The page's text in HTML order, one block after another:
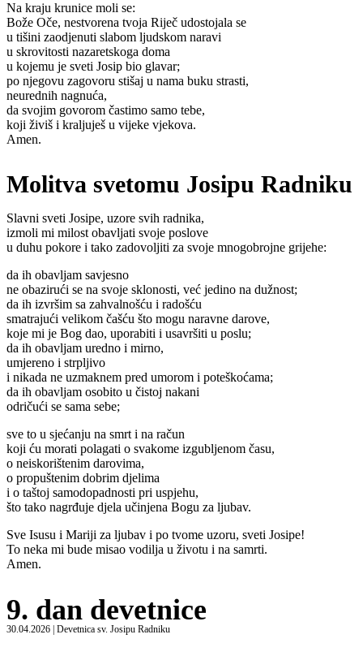
Na kraju krunice moli se:
Bože Oče, nestvorena tvoja Riječ udostojala se
u tišini zaodjenuti slabom ljudskom naravi
u skrovitosti nazaretskoga doma
u kojemu je sveti Josip bio glavar;
po njegovu zagovoru stišaj u nama buku strasti,
neurednih nagnuća,
da svojim govorom častimo samo tebe,
koji živiš i kraljuješ u vijeke vjekova.
Amen.
Molitva svetomu Josipu Radniku
Slavni sveti Josipe, uzore svih radnika,
izmoli mi milost obavljati svoje poslove
u duhu pokore i tako zadovoljiti za svoje mnogobrojne grijehe:
da ih obavljam savjesno
ne obazirući se na svoje sklonosti, već jedino na dužnost;
da ih izvršim sa zahvalnošću i radošću
smatrajući velikom čašću što mogu naravne darove,
koje mi je Bog dao, uporabiti i usavršiti u poslu;
da ih obavljam uredno i mirno,
umjereno i strpljivo
i nikada ne uzmaknem pred umorom i poteškoćama;
da ih obavljam osobito u čistoj nakani
odričući se sama sebe;
sve to u sjećanju na smrt i na račun
koji ću morati polagati o svakome izgubljenom času,
o neiskorištenim darovima,
o propuštenim dobrim djelima
i o taštoj samodopadnosti pri uspjehu,
što tako nagrđuje djela učinjena Bogu za ljubav.
Sve Isusu i Mariji za ljubav i po tvome uzoru, sveti Josipe!
To neka mi bude misao vodilja u životu i na samrti.
Amen.
9. dan devetnice
30.04.2026 | Devetnica sv. Josipu Radniku